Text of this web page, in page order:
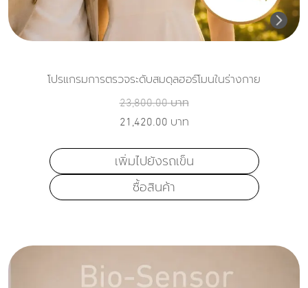
โปรแกรมการตรวจระดับสมดุลฮอร์โมนในร่างกาย
23,800.00 บาท
21,420.00 บาท
เพิ่มไปยังรถเข็น
ซื้อสินค้า